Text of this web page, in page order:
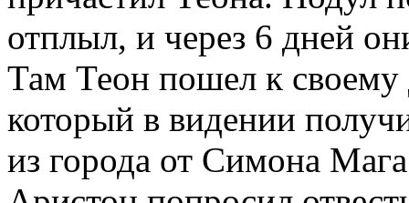
отплыл, и через 6 дней
Там Теон пошел к своему
который в видении
из города от Симона